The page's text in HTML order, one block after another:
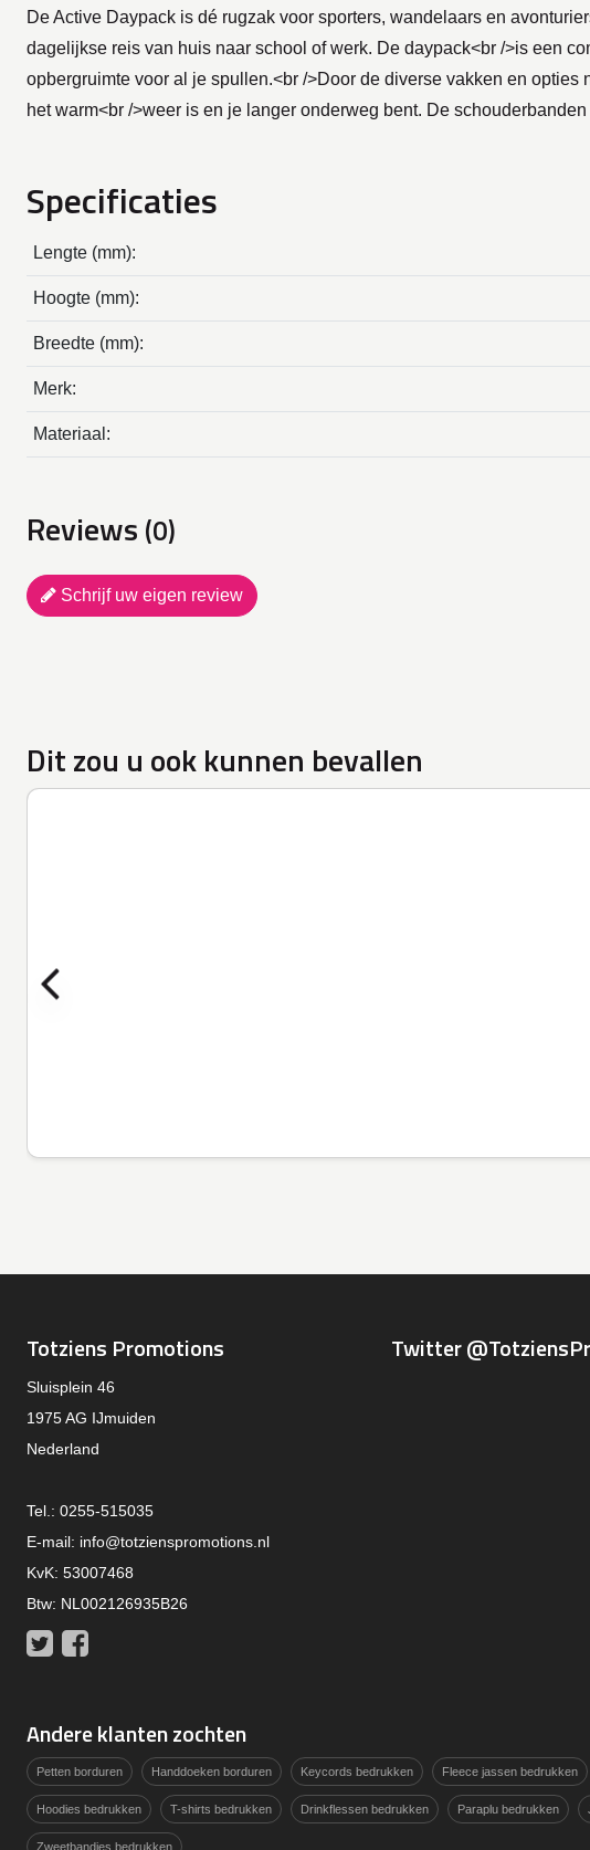
De Active Daypack is dé rugzak voor sporters, wandelaars en
dagelijkse reis van huis naar school of werk. De daypack<br />is een
opbergruimte voor al je spullen.<br />Door de diverse vakken en
het warm<br />weer is en je langer onderweg bent. De
Specificaties
Lengte (mm):
Hoogte (mm):
Breedte (mm):
Merk:
Materiaal:
Reviews (0)
Schrijf uw eigen review
Dit zou u ook kunnen bevallen
Totziens Promotions
Sluisplein 46
1975 AG IJmuiden
Nederland
Tel.: 0255-515035
E-mail: info@totzienspromotions.nl
KvK: 53007468
Btw: NL002126935B26
Twitter
Twitter
Andere klanten zochten
Petten borduren Handdoeken borduren Keycords bedrukken Fleece jassen bedrukken
Hoodies bedrukken T-shirts bedrukken Drinkflessen bedrukken Paraplu bedrukken
Zweetbandjes bedrukken